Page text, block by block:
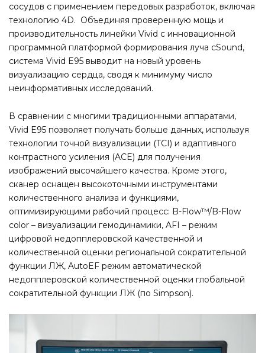
сосудов с применением передовых разработок, включая
технологию 4D. Объединяя проверенную мощь и
производительность линейки Vivid с инновационной
программной платформой формирования луча cSound,
система Vivid E95 выводит на новый уровень
визуализацию сердца, сводя к минимуму число
неинформативных исследований.
В сравнении с многими традиционными аппаратами,
Vivid E95 позволяет получать больше данных, используя
технологии точной визуализации (TCI) и адаптивного
контрастного усиления (ACE) для получения
изображений высочайшего качества. Кроме этого,
сканер оснащен высокоточными инструментами
количественного анализа и функциями,
оптимизирующими рабочий процесс: B-Flow™/B-Flow
color – визуализации гемодинамики, AFI – режим
цифровой недопплеровской качественной и
количественной оценки региональной сократительной
функции ЛЖ, AutoEF режим автоматической
недопплеровской количественной оценки глобальной
сократительной функции ЛЖ (по Simpson).